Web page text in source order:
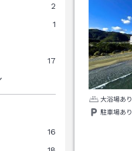
2
1
17
16
大浴場あり
駐車場あり